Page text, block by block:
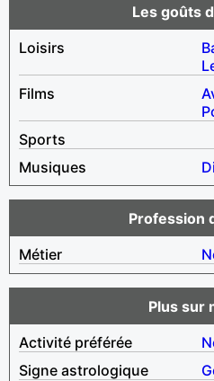
Les goûts
Loisirs
Films
Sports
Musiques
Profession
Métier
Plus sur
Activité préférée
Signe astrologique